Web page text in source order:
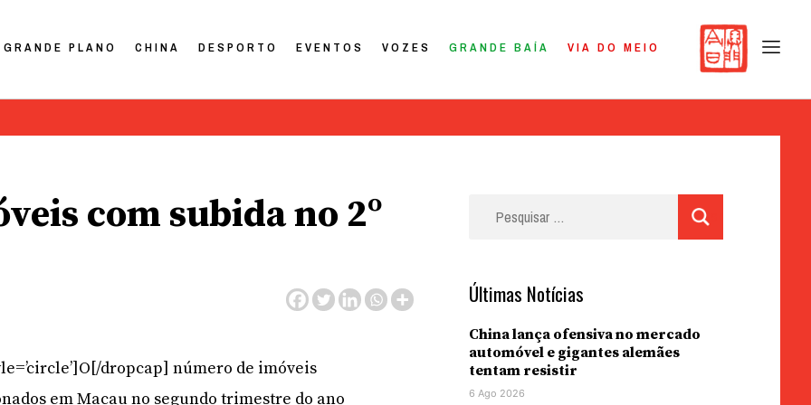
GRANDE PLANO CHINA DESPORTO EVENTOS VOZES GRANDE BAÍA VIA DO MEIO
com subida no 2º
dropcap] número de imóveis
em Macau no segundo trimestre do ano
Últimas Notícias
China lança ofensiva no mercado
automóvel e gigantes alemães
tentam resistir
6 Ago 2026